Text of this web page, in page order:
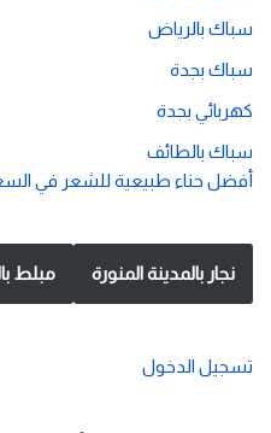
سباك بالرياض
سباك بجدة
كهربائي بجدة
سباك بالطائف
أفضل حناء طبيعية للشعر في
نجار بالمدينة المنورة مبلط
تسجيل الدخول